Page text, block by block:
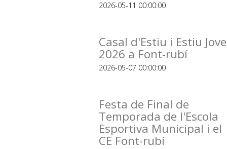
2026-05-11 00:00:00
Casal d'Estiu i Estiu Jove
2026 a Font-rubí
2026-05-07 00:00:00
Festa de Final de
Temporada de l'Escola
Esportiva Municipal i el
CE Font-rubí